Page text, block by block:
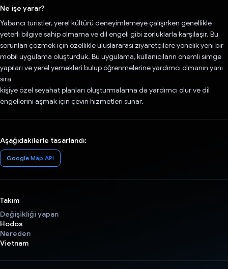
Ne işe yarar?
Yabancı turistler, yerel kültürü deneyimlemeye çalışırken genellikle
yeterli bilgiye sahip olmama ve dil engeli gibi zorluklarla karşılaşır. Bu
sorunları çözmek için özellikle uluslararası ziyaretçilere yönelik yeni bir
mobil uygulama oluşturduk. Bu uygulama, kullanıcıların önemli simge
yapıları ve yerel yemekleri bulup öğrenmelerine yardımcı olmanın yanı
sıra
kişiye özel seyahat planları oluşturmalarına da yardımcı olur ve dil
engellerini aşmak için çeviri hizmetleri sunar.
Aşağıdakilerle tasarlandı:
Google Map API
Takım
Değişikliği yapan
Hodos
Nereden
Vietnam